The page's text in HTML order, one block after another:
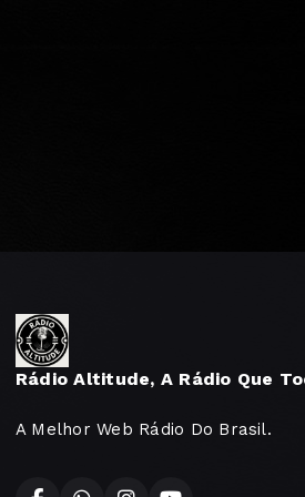
Rádio Altitude, A Rádio Que
A Melhor Web Rádio Do Brasil.